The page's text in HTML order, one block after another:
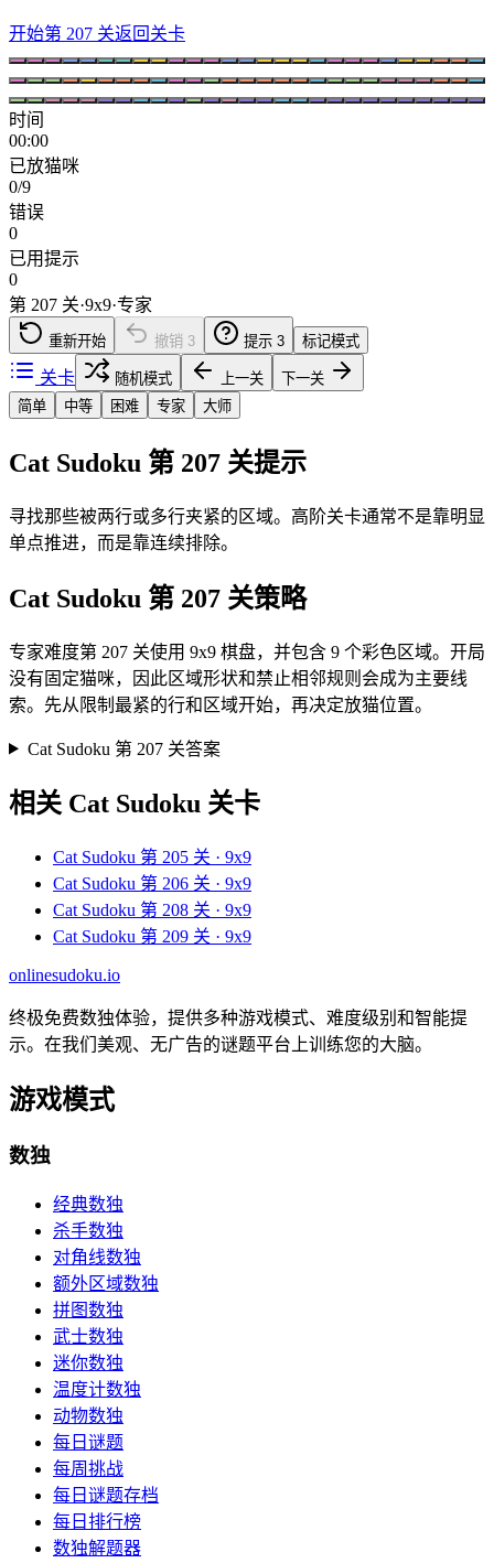
开始第 207 关返回关卡
时间
00:00
已放猫咪
0/9
错误
0
已用提示
0
第 207 关·9x9·专家
重新开始 撤销 3 提示 3 标记模式
关卡 随机模式 上一关
下一关
简单
中等 困难 专家 大师
Cat Sudoku 第 207 关提示
寻找那些被两行或多行夹紧的区域。高阶关卡通常不是靠明显
单点推进，而是靠连续排除。
Cat Sudoku 第 207 关策略
专家难度第 207 关使用 9x9 棋盘，并包含 9 个彩色区域。开局
没有固定猫咪，因此区域形状和禁止相邻规则会成为主要线
索。先从限制最紧的行和区域开始，再决定放猫位置。
Cat Sudoku 第 207 关答案
相关 Cat Sudoku 关卡
Cat Sudoku 第 205 关 · 9x9
Cat Sudoku 第 206 关 · 9x9
Cat Sudoku 第 208 关 · 9x9
Cat Sudoku 第 209 关 · 9x9
onlinesudoku.io
终极免费数独体验，提供多种游戏模式、难度级别和智能提
示。在我们美观、无广告的谜题平台上训练您的大脑。
游戏模式
数独
经典数独
杀手数独
对角线数独
额外区域数独
拼图数独
武士数独
迷你数独
温度计数独
动物数独
每日谜题
每周挑战
每日谜题存档
每日排行榜
数独解题器